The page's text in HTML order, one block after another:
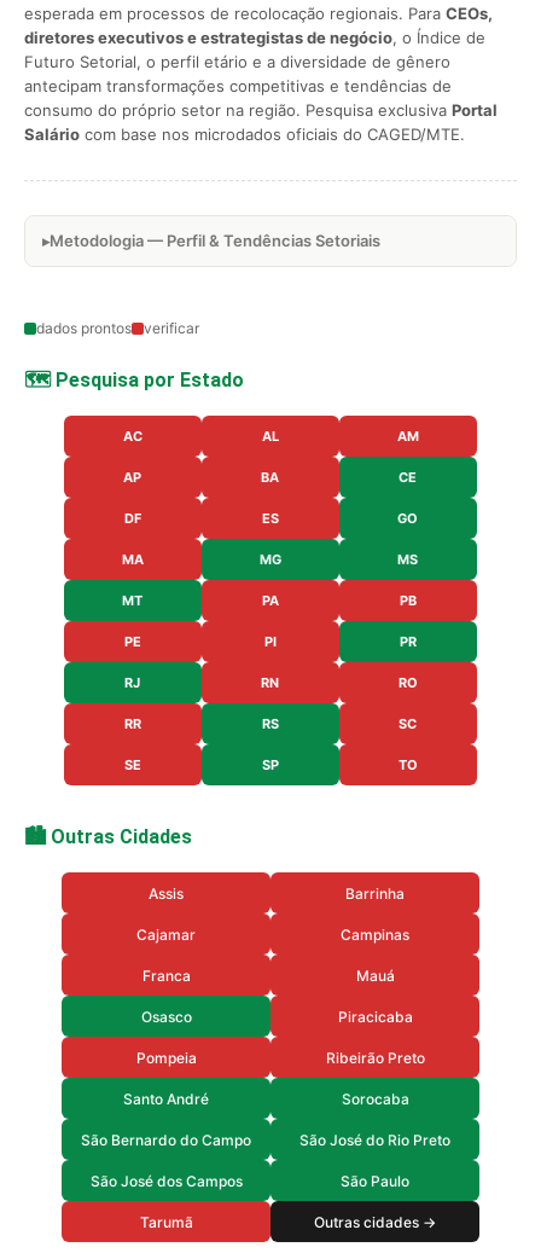
esperada em processos de recolocação regionais. Para CEOs,
diretores executivos e estrategistas de negócio, o Índice de
Futuro Setorial, o perfil etário e a diversidade de gênero
antecipam transformações competitivas e tendências de
consumo do próprio setor na região. Pesquisa exclusiva Portal
Salário com base nos microdados oficiais do CAGED/MTE.
Metodologia — Perfil & Tendências Setoriais
dados prontos verificar
🗺️ Pesquisa por Estado
AC AL AM
AP BA CE
DF ES GO
MA MG MS
MT PA PB
PE PI PR
RJ RN RO
RR RS SC
SE SP TO
🏙️ Outras Cidades
Assis Barrinha
Cajamar Campinas
Franca Mauá
Osasco Piracicaba
Pompeia Ribeirão Preto
Santo André Sorocaba
São Bernardo do Campo São José do Rio Preto
São José dos Campos São Paulo
Tarumã Outras cidades →